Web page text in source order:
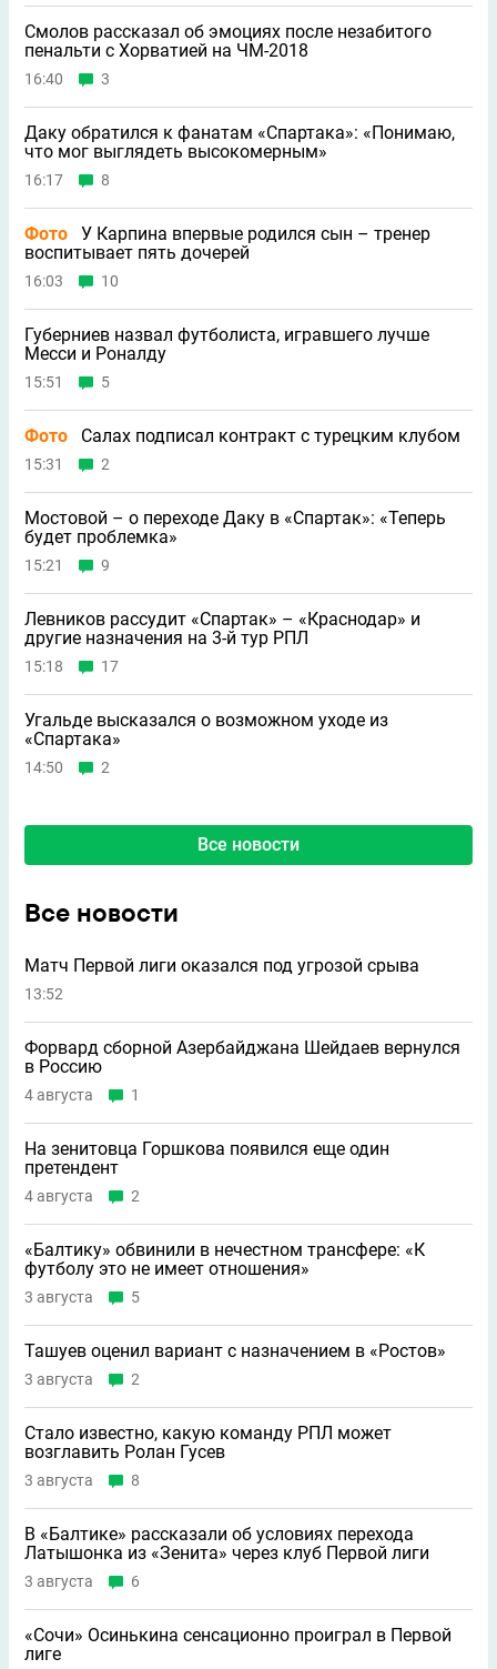
Смолов рассказал об эмоциях после незабитого
пенальти с Хорватией на ЧМ-2018
16:40 3
Даку обратился к фанатам «Спартака»: «Понимаю,
что мог выглядеть высокомерным»
16:17 8
Фото
У Карпина впервые родился сын – тренер
воспитывает пять дочерей
16:03 10
Губерниев назвал футболиста, игравшего лучше
Месси и Роналду
15:51 5
Фото Салах подписал контракт с турецким клубом
15:31 2
Мостовой – о переходе Даку в «Спартак»: «Теперь
будет проблемка»
15:21 9
Левников рассудит «Спартак» – «Краснодар» и
другие назначения на 3-й тур РПЛ
15:18 17
Угальде высказался о возможном уходе из
«Спартака»
14:50 2
Все новости
Все новости
Матч Первой лиги оказался под угрозой срыва
13:52
Форвард сборной Азербайджана Шейдаев вернулся
в Россию
4 августа 1
На зенитовца Горшкова появился еще один
претендент
4 августа 2
«Балтику» обвинили в нечестном трансфере: «К
футболу это не имеет отношения»
3 августа 5
Ташуев оценил вариант с назначением в «Ростов»
3 августа 2
Стало известно, какую команду РПЛ может
возглавить Ролан Гусев
3 августа 8
В «Балтике» рассказали об условиях перехода
Латышонка из «Зенита» через клуб Первой лиги
3 августа 6
«Сочи» Осинькина сенсационно проиграл в Первой
лиге